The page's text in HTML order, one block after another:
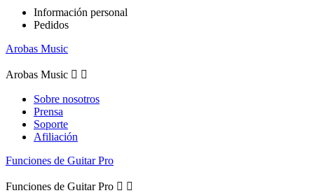
Información personal
Pedidos
Arobas Music
Arobas Music  
Sobre nosotros
Prensa
Soporte
Afiliación
Funciones de Guitar Pro
Funciones de Guitar Pro  